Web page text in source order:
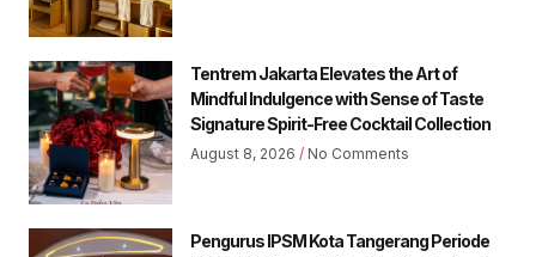
Tentrem Jakarta Elevates the Art of
Mindful Indulgence with Sense of Taste
Signature Spirit-Free Cocktail Collection
August 8, 2026 No Comments
Pengurus IPSM Kota Tangerang Periode